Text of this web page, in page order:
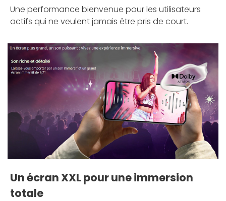
Une performance bienvenue pour les utilisateurs
actifs qui ne veulent jamais être pris de court.
Un écran XXL pour une immersion
totale